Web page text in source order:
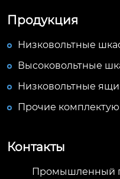
Продукция
Низковольтные
Высоковольтные
Низковольтные
Прочие
Контакты
Промышленный